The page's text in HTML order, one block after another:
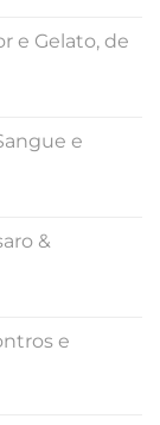
e Gelato, de
e
&
e